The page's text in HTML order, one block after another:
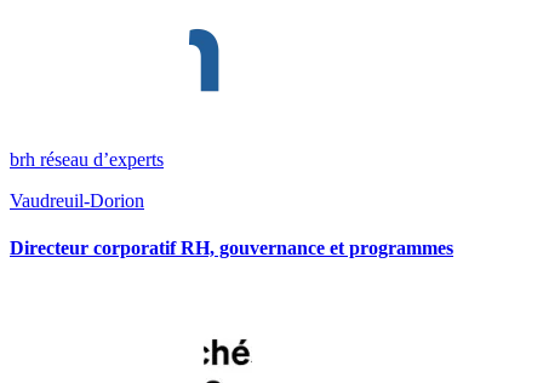
brh réseau d’experts
Vaudreuil-Dorion
Directeur corporatif RH, gouvernance et programmes